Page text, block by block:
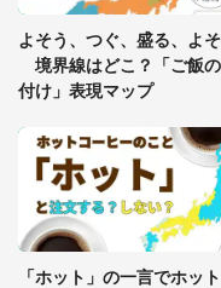
「閉所恐怖
年に『手
8万人感動
知らぬおじ
県・30代女
「ゾワゾ
グっちゃ
よそう、つぐ、盛る、よ
境界線はどこ？「ご飯の
付け」表現マップ
「ホット」の一言でホッ